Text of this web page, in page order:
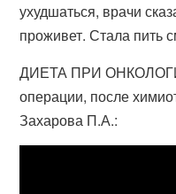
ухудшаться, врачи
проживет. Стала пить
ДИЕТА ПРИ
операции, после
Захарова П.А.: